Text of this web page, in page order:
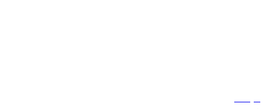
سياساتنا